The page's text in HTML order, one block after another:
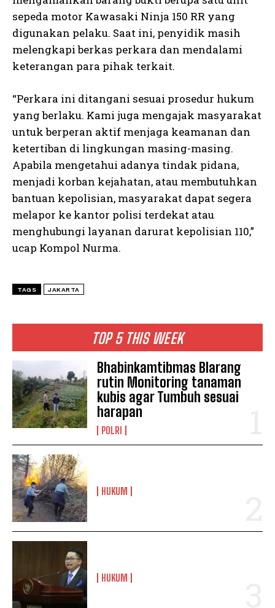
TOP 5 THIS WEEK
Bhabinkamtibmas Blarang
rutin Monitoring tanaman
kubis agar Tumbuh sesuai
harapan
POLRI
HUKUM
HUKUM
sepeda motor Kawasaki Ninja 150 RR yang
digunakan pelaku. Saat ini, penyidik masih
melengkapi berkas perkara dan mendalami
keterangan para pihak terkait.
“Perkara ini ditangani sesuai prosedur hukum
yang berlaku. Kami juga mengajak masyarakat
untuk berperan aktif menjaga keamanan dan
ketertiban di lingkungan masing-masing.
Apabila mengetahui adanya tindak pidana,
menjadi korban kejahatan, atau membutuhkan
bantuan kepolisian, masyarakat dapat segera
melapor ke kantor polisi terdekat atau
menghubungi layanan darurat kepolisian 110,”
ucap Kompol Nurma.
TAGS JAKARTA